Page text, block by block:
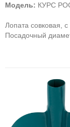
Модель: КУРС
Лопата совковая,
Посадочный